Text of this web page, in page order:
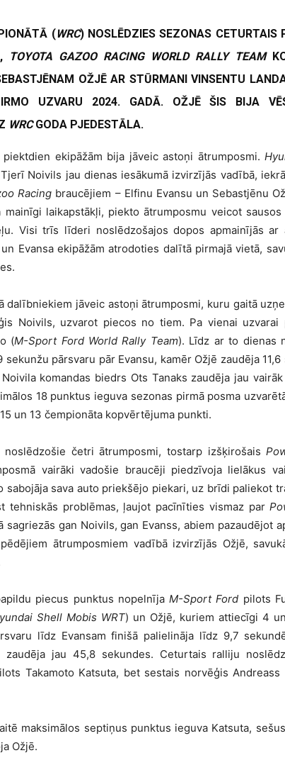
(WRC) NOSLĒDZIES SEZONAS CETURTAIS
TOYOTA GAZOO RACING WORLD RALLY TEAM
OŽJĒ AR STŪRMANI VINSENTU
UZVARU 2024. GADĀ. OŽJĒ ŠIS BIJA
WRCGODA PJEDESTĀLA.
ekipāžām bija jāveic astoņi ātrumposmi.
Noivils jau dienas iesākumā izvirzījās vadībā,
Racing braucējiem – Elfinu Evansu un Sebastjēnu
laikapstākļi, piekto ātrumposmu veicot sausos
Visi trīs līderi noslēdzošajos dopos apmainījās ar
Evansa ekipāžām atrodoties dalītā pirmajā vietā,
dalībniekiem jāveic astoņi ātrumposmi, kuru gaitā
Noivils, uzvarot piecos no tiem. Pa vienai uzvarai
(M-Sport Ford World Rally Team). Līdz ar to dienas
pārsvaru pār Evansu, kamēr Ožjē zaudēja 11,6
komandas biedrs Ots Tanaks zaudēja jau
18 punktus ieguva sezonas pirmā posma
un 13 čempionāta kopvērtējuma punkti.
noslēdzošie četri ātrumposmi, tostarp izšķirošais
vairāki vadošie braucēji piedzīvoja lielākus
sabojāja sava auto priekšējo piekari, uz brīdi paliekot
tehniskās problēmas, ļaujot pacīnīties vismaz par
sagriezās gan Noivils, gan Evanss, abiem pazaudējot
ātrumposmiem vadībā izvirzījās Ožjē,
piecus punktus nopelnījaM-Sport Ford pilots
Shell Mobis WRT) un Ožjē, kuriem attiecīgi 4
līdz Evansam finišā palielināja līdz 9,7
jau 45,8 sekundes. Ceturtais ralliju
Takamoto Katsuta, bet sestais norvēģis Andreass
maksimālos septiņus punktus ieguva Katsuta,
Ožjē.